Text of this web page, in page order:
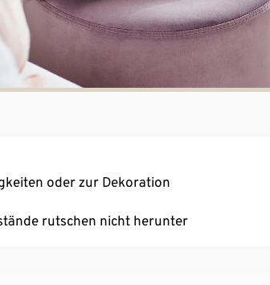
oder zur Dekoration
rutschen nicht herunter